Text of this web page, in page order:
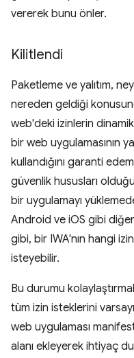
vererek bunu önler.
Kilitlendi
Paketleme ve yalıtım,
nereden geldiği
web'deki izinlerin
bir web uygulamasının
kullandığını garanti
güvenlik hususları
bir uygulamayı
Android ve iOS gibi
gibi, bir IWA'nın hangi
isteyebilir.
Bu durumu
tüm izin isteklerini
web uygulaması
alanı ekleyerek ihtiyaç